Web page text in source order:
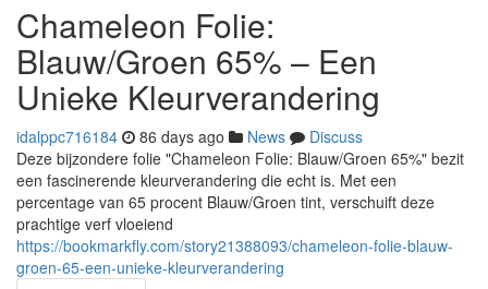
Chameleon Folie:
Blauw/Groen 65% – Een
Unieke Kleurverandering
idalppc716184 86 days ago News
Discuss
Deze bijzondere folie "Chameleon Folie: Blauw/Groen 65%" bezit
een fascinerende kleurverandering die echt is. Met een
percentage van 65 procent Blauw/Groen tint, verschuift deze
prachtige verf vloeiend
https://bookmarkfly.com/story21388093/chameleon-folie-blauw-
groen-65-een-unieke-kleurverandering